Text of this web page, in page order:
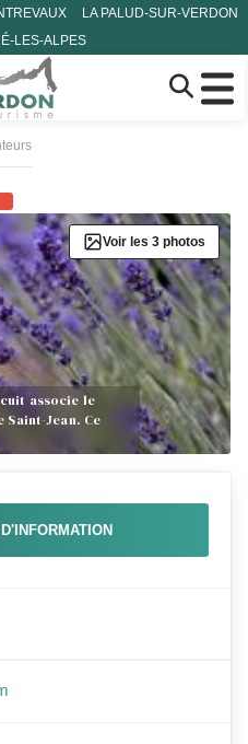
LA PALUD-SUR-VERDON
LES-ALPES
associe le
Jean. Ce
Voir les 3 photos